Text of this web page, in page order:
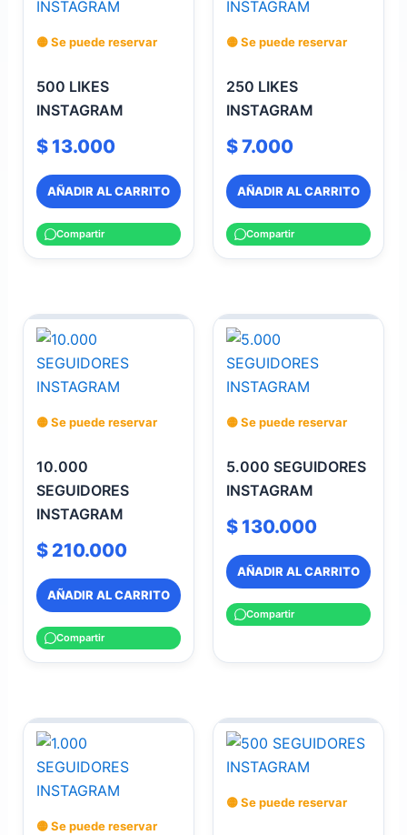
🟡 Se puede reservar
500 LIKES
INSTAGRAM
$13.000
AÑADIR AL CARRITO
Compartir
🟡 Se puede reservar
250 LIKES
INSTAGRAM
$7.000
AÑADIR AL CARRITO
Compartir
🟡 Se puede reservar
10.000
SEGUIDORES
INSTAGRAM
$210.000
AÑADIR AL CARRITO
Compartir
🟡 Se puede reservar
5.000 SEGUIDORES
INSTAGRAM
$ 130.000
AÑADIR AL CARRITO
Compartir
🟡 Se puede reservar
🟡 Se puede reservar